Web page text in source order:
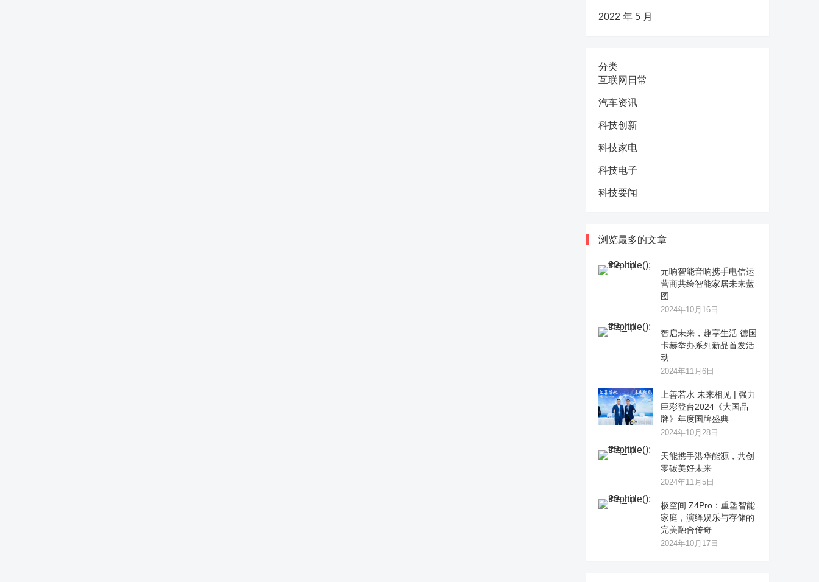
2022 年 5 月
分类
互联网日常
汽车资讯
科技创新
科技家电
科技电子
科技要闻
浏览最多的文章
元响智能音响携手电信运
营商共绘智能家居未来蓝
图
2024年10月16日
智启未来，趣享生活 德国
卡赫举办系列新品首发活
动
2024年11月6日
上善若水 未来相见 | 强力
巨彩登台2024《大国品
牌》年度国牌盛典
2024年10月28日
天能携手港华能源，共创
零碳美好未来
2024年11月5日
极空间 Z4Pro：重塑智能
家庭，演绎娱乐与存储的
完美融合传奇
2024年10月17日